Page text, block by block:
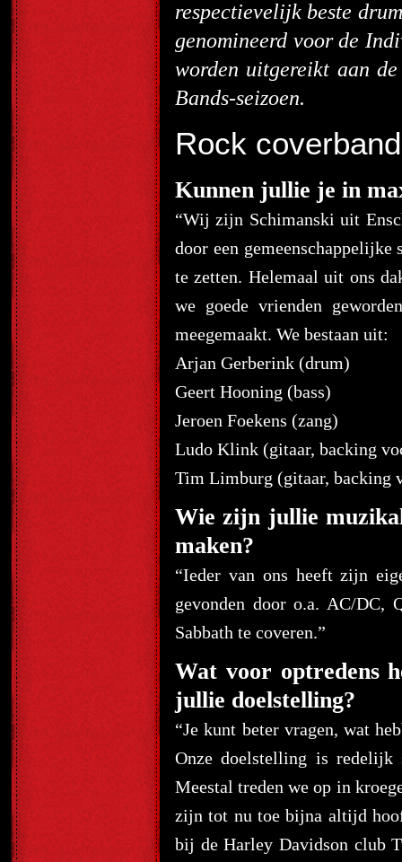
respectievelijk beste
genomineerd voor de
worden uitgereikt aan
Bands-seizoen.
Rock
Kunnen jullie je in
“Wij zijn Schimanski uit
door een
te zetten. Helemaal uit ons
we goede vrienden
meegemaakt. We bestaan uit:
Arjan Gerberink (drum)
Geert Hooning (bass)
Jeroen Foekens (zang)
Ludo Klink (gitaar, backing
Tim Limburg (gitaar, backing
Wie zijn jullie
maken?
“Ieder van ons heeft zijn
gevonden door o.a. AC/DC,
Sabbath te coveren.”
Wat voor optredens
jullie doelstelling?
“Je kunt beter vragen, wat
Onze doelstelling is
Meestal treden we op in
zijn tot nu toe bijna altijd
bij de Harley Davidson club